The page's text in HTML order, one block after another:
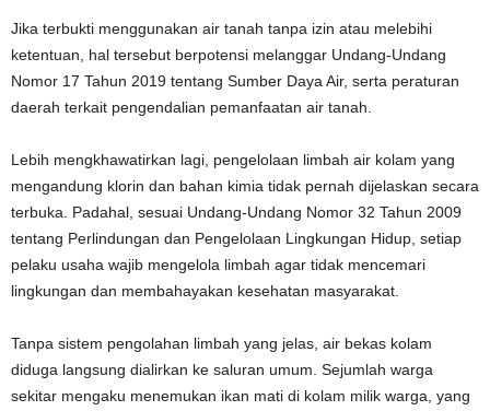
Jika terbukti menggunakan air tanah tanpa izin atau melebihi
ketentuan, hal tersebut berpotensi melanggar Undang-Undang
Nomor 17 Tahun 2019 tentang Sumber Daya Air, serta peraturan
daerah terkait pengendalian pemanfaatan air tanah.
Lebih mengkhawatirkan lagi, pengelolaan limbah air kolam yang
mengandung klorin dan bahan kimia tidak pernah dijelaskan secara
terbuka. Padahal, sesuai Undang-Undang Nomor 32 Tahun 2009
tentang Perlindungan dan Pengelolaan Lingkungan Hidup, setiap
pelaku usaha wajib mengelola limbah agar tidak mencemari
lingkungan dan membahayakan kesehatan masyarakat.
Tanpa sistem pengolahan limbah yang jelas, air bekas kolam
diduga langsung dialirkan ke saluran umum. Sejumlah warga
sekitar mengaku menemukan ikan mati di kolam milik warga, yang